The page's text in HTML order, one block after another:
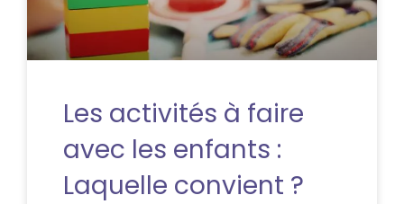
Les activités à faire
avec les enfants :
Laquelle convient ?